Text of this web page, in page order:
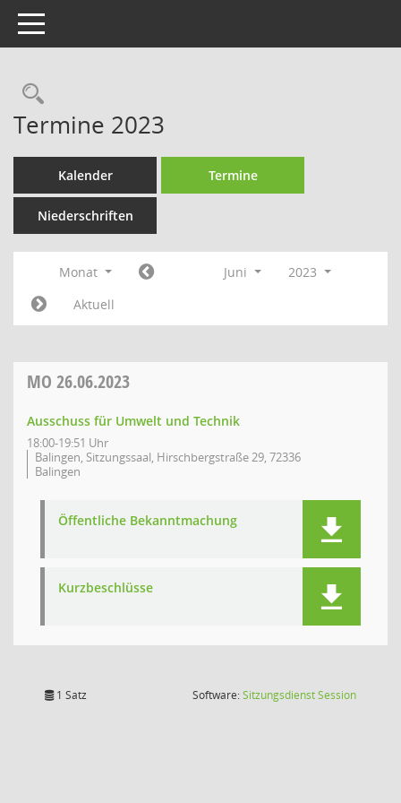
Toggle navigation
Rechercheauswahl
Termine 2023
Kalender Termine
Niederschriften
Monat Juni
2023
Aktuell
MO 26.06.2023
Ausschuss für Umwelt und Technik
18:00-19:51 Uhr
Balingen, Sitzungssaal, Hirschbergstraße 29, 72336
Balingen
Öffentliche Bekanntmachung
Kurzbeschlüsse
1 Satz Software:SitzungsdienstSession(Wird in